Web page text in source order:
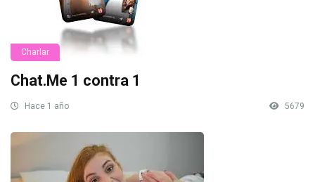
Charlar
Chat.Me 1 contra 1
Hace 1 año 5679